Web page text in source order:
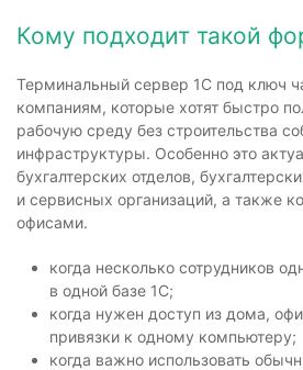
Кому подходит такой
Терминальный сервер 1С под ключ
компаниям, которые хотят быстро
рабочую среду без строительства
инфраструктуры. Особенно это
бухгалтерских отделов,
и сервисных организаций, а также
офисами.
когда несколько сотрудников
в одной базе 1С;
когда нужен доступ из дома,
привязки к одному компьютеру;
когда важно использовать